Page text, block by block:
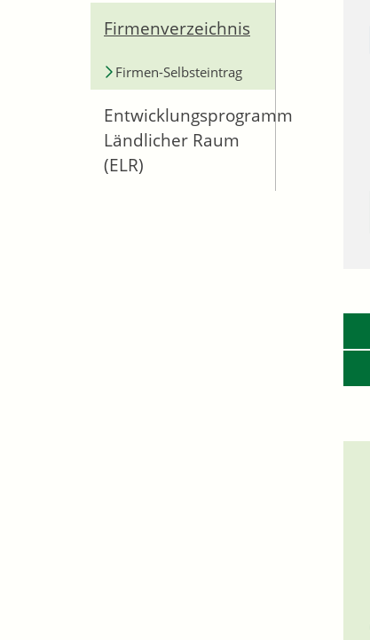
Firmenverzeichnis
Firmen-Selbsteintrag
Entwicklungsprogramm
Ländlicher Raum
(ELR)